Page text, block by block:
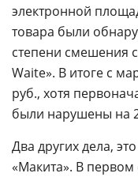
электронной
товара были
степени смешения
Waite». В итоге с
руб., хотя
были нарушены на
Два других дела,
«Макита». В первом